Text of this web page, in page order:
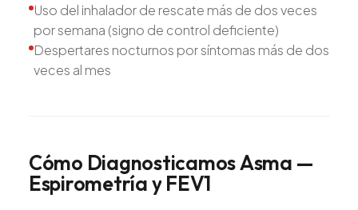
Uso del inhalador de rescate más de dos veces
por semana (signo de control deficiente)
Despertares nocturnos por síntomas más de dos
veces al mes
Cómo DiagnosticamosAsma —
Espirometríay FEV1